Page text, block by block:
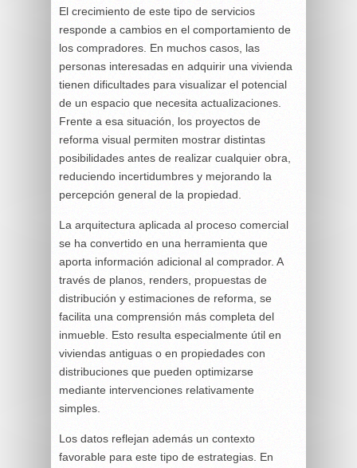
El crecimiento de este tipo de servicios
responde a cambios en el comportamiento de
los compradores. En muchos casos, las
personas interesadas en adquirir una vivienda
tienen dificultades para visualizar el potencial
de un espacio que necesita actualizaciones.
Frente a esa situación, los proyectos de
reforma visual permiten mostrar distintas
posibilidades antes de realizar cualquier obra,
reduciendo incertidumbres y mejorando la
percepción general de la propiedad.
La arquitectura aplicada al proceso comercial
se ha convertido en una herramienta que
aporta información adicional al comprador. A
través de planos, renders, propuestas de
distribución y estimaciones de reforma, se
facilita una comprensión más completa del
inmueble. Esto resulta especialmente útil en
viviendas antiguas o en propiedades con
distribuciones que pueden optimizarse
mediante intervenciones relativamente
simples.
Los datos reflejan además un contexto
favorable para este tipo de estrategias. En